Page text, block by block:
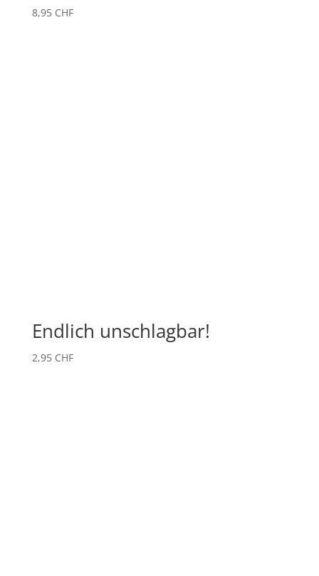
8,95 CHF
Endlich unschlagbar!
2,95 CHF